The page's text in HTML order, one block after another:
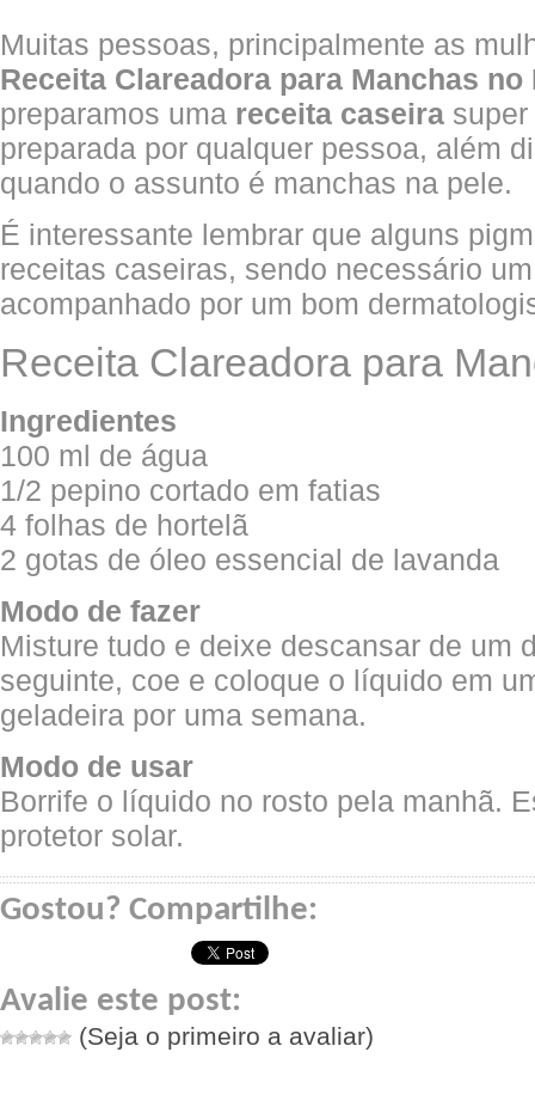
Muitas pessoas, principalmente as
Receita Clareadora para Manchas no
preparamos uma receita caseira
preparada por qualquer pessoa, além
quando o assunto é manchas na pele.
É interessante lembrar que alguns
receitas caseiras, sendo necessário
acompanhado por um bom
Receita Clareadora para
Ingredientes
100 ml de água
1/2 pepino cortado em fatias
4 folhas de hortelã
2 gotas de óleo essencial de lavanda
Modo de fazer
Misture tudo e deixe descansar de um
seguinte, coe e coloque o líquido em
geladeira por uma semana.
Modo de usar
Borrife o líquido no rosto pela manhã.
protetor solar.
Gostou? Compartilhe:
Avalie este post:
(Seja o primeiro a avaliar)